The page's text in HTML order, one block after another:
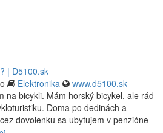
| D5100.sk
Elektronika
www.d5100.sk
na bicykli. Mám horský bicykel, ale rád
Doma po dedinách a
dovolenku sa ubytujem v penzióne